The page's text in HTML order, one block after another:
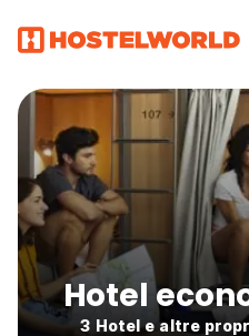
Hotel
3 Hotel e altre